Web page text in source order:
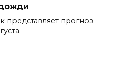
представляет прогноз